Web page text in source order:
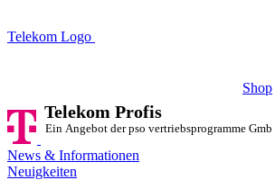
Telekom Logo
Shop
Telekom Profis
Ein Angebot der pso vertriebsprogramme GmbH
News & Informationen
Neuigkeiten